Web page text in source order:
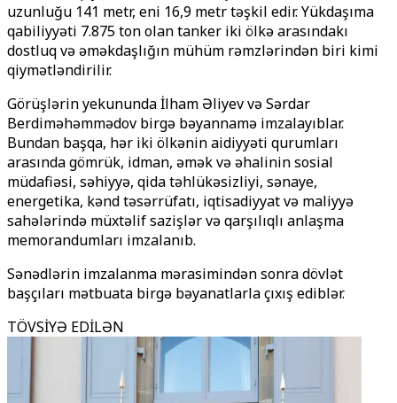
uzunluğu 141 metr, eni 16,9 metr təşkil edir. Yükdaşıma
qabiliyyəti 7.875 ton olan tanker iki ölkə arasındakı
dostluq və əməkdaşlığın mühüm rəmzlərindən biri kimi
qiymətləndirilir.
Görüşlərin yekununda İlham Əliyev və Sərdar
Berdiməhəmmədov birgə bəyannamə imzalayıblar.
Bundan başqa, hər iki ölkənin aidiyyəti qurumları
arasında gömrük, idman, əmək və əhalinin sosial
müdafiəsi, səhiyyə, qida təhlükəsizliyi, sənaye,
energetika, kənd təsərrüfatı, iqtisadiyyat və maliyyə
sahələrində müxtəlif sazişlər və qarşılıqlı anlaşma
memorandumları imzalanıb.
Sənədlərin imzalanma mərasimindən sonra dövlət
başçıları mətbuata birgə bəyanatlarla çıxış ediblər.
TÖVSİYƏ EDİLƏN